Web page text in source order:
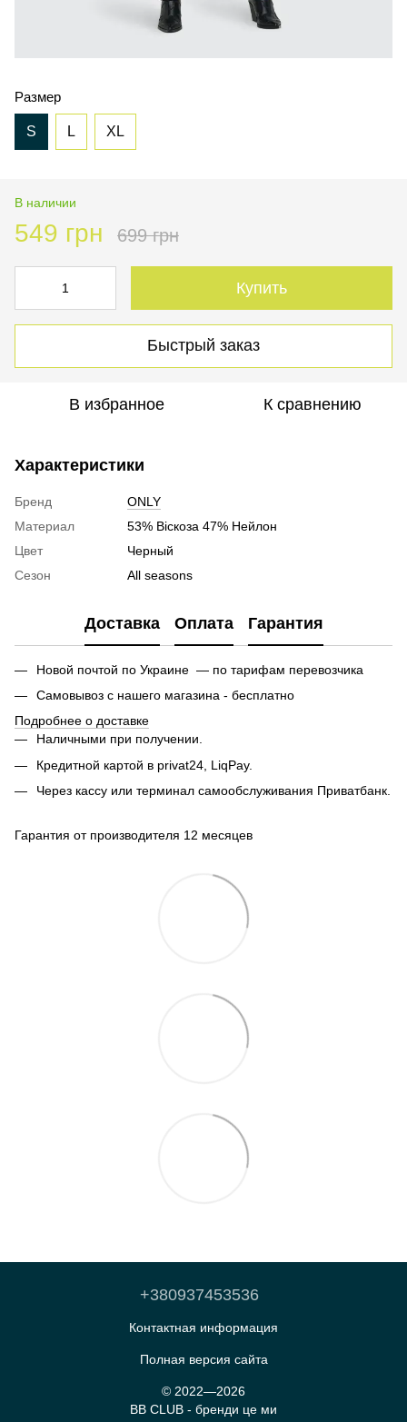
Размер
S L XL
В наличии
549 грн 699 грн
Купить
Быстрый заказ
В избранное К сравнению
Характеристики
Бренд
ONLY
Материал
53% Віскоза 47% Нейлон
Цвет
Черный
Сезон
All seasons
Доставка Оплата Гарантия
Новой почтой по Украине — по тарифам перевозчика
Самовывоз с нашего магазина - бесплатно
Подробнее о доставке
Наличными при получении.
Кредитной картой в privat24, LiqPay.
Через кассу или терминал самообслуживания Приватбанк.
Гарантия от производителя 12 месяцев
+380937453536
Контактная информация
Полная версия сайта
© 2022—2026
BB CLUB - бренди це ми